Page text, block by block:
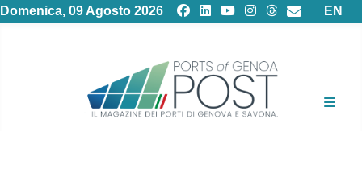
Domenica, 09 Agosto 2026 EN